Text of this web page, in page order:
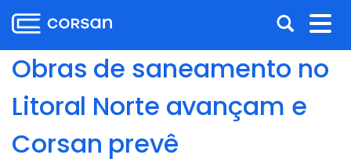
para
o
conteúdo
para
menu
para
o
conteúdo
Abrir
a
busca
Obras de saneamento no
Litoral Norte avançam e
Corsan prevê